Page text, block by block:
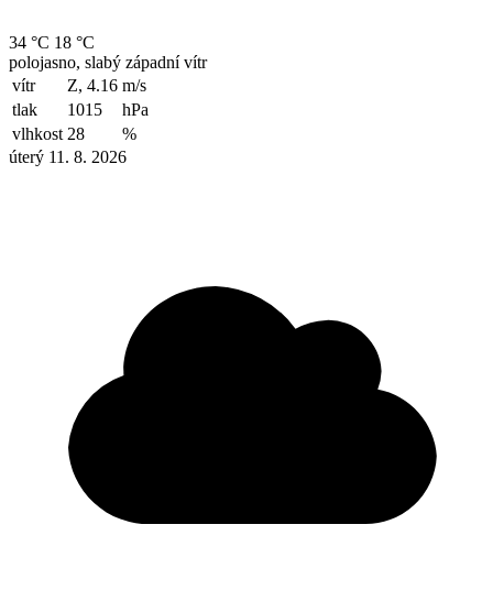
34 °C 18 °C
polojasno, slabý západní vítr
vítr
Z, 4.16 m/s
tlak
1015
hPa
vlhkost 28
%
úterý 11. 8. 2026